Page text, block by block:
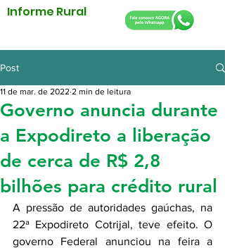
Informe Rural
Post
Governo anuncia durante
a Expodireto a liberação
de cerca de R$ 2,8
bilhões para crédito rural
11 de mar. de 2022 2 min de leitura
A pressão de autoridades gaúchas, na
22ª Expodireto Cotrijal, teve efeito. O
governo Federal anunciou na feira a